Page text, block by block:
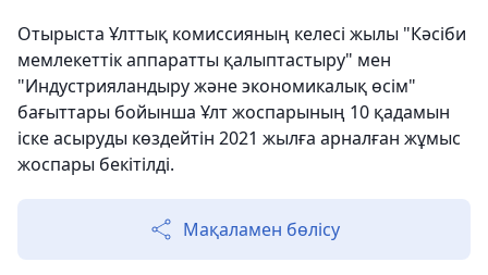
Отырыста Ұлттық комиссияның келесі жылы "Кәсіби
мемлекеттік аппаратты қалыптастыру" мен
"Индустрияландыру және экономикалық өсім"
бағыттары бойынша Ұлт жоспарының 10 қадамын
іске асыруды көздейтін 2021 жылға арналған жұмыс
жоспары бекітілді.
Мақаламен бөлісу